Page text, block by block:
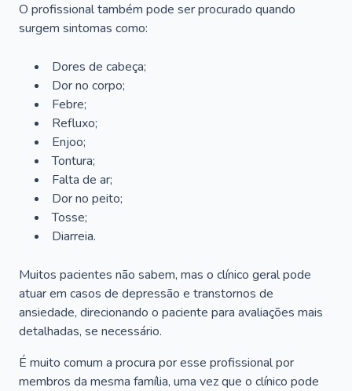
O profissional também pode ser procurado quando
surgem sintomas como:
Dores de cabeça;
Dor no corpo;
Febre;
Refluxo;
Enjoo;
Tontura;
Falta de ar;
Dor no peito;
Tosse;
Diarreia.
Muitos pacientes não sabem, mas o clínico geral pode
atuar em casos de depressão e transtornos de
ansiedade, direcionando o paciente para avaliações mais
detalhadas, se necessário.
É muito comum a procura por esse profissional por
membros da mesma família, uma vez que o clínico pode